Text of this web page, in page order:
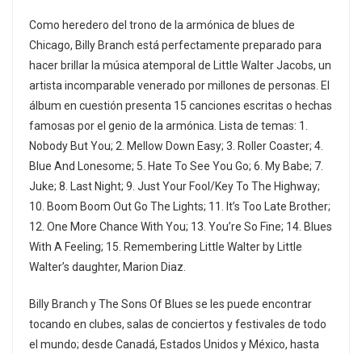
Como heredero del trono de la armónica de blues de
Chicago, Billy Branch está perfectamente preparado para
hacer brillar la música atemporal de Little Walter Jacobs, un
artista incomparable venerado por millones de personas. El
álbum en cuestión presenta 15 canciones escritas o hechas
famosas por el genio de la armónica. Lista de temas: 1.
Nobody But You; 2. Mellow Down Easy; 3. Roller Coaster; 4.
Blue And Lonesome; 5. Hate To See You Go; 6. My Babe; 7.
Juke; 8. Last Night; 9. Just Your Fool/Key To The Highway;
10. Boom Boom Out Go The Lights; 11. It’s Too Late Brother;
12. One More Chance With You; 13. You’re So Fine; 14. Blues
With A Feeling; 15. Remembering Little Walter by Little
Walter’s daughter, Marion Diaz.
Billy Branch y The Sons Of Blues se les puede encontrar
tocando en clubes, salas de conciertos y festivales de todo
el mundo; desde Canadá, Estados Unidos y México, hasta